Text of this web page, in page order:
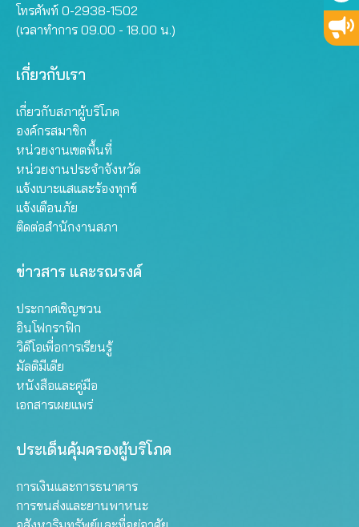
โทรศัพท์ 0-2938-1502
(เวลาทำการ 09.00 - 18.00 น.)
เกี่ยวกับเรา
เกี่ยวกับสภาผู้บริโภค
องค์กรสมาชิก
หน่วยงานเขตพื้นที่
หน่วยงานประจำจังหวัด
แจ้งเบาะแสและร้องทุกข์
แจ้งเตือนภัย
ติดต่อสำนักงานสภา
ข่าวสาร และรณรงค์
ประกาศเชิญชวน
อินโฟกราฟิก
วิดีโอเพื่อการเรียนรู้
มัลติมีเดีย
หนังสือและคู่มือ
เอกสารเผยแพร่
ประเด็นคุ้มครองผู้บริโภค
การเงินและการธนาคาร
การขนส่งและยานพาหนะ